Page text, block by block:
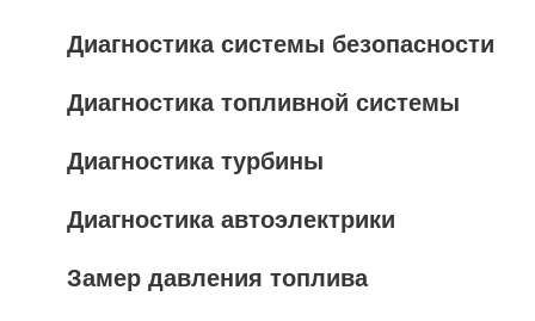
Диагностика системы безопасности
Диагностика топливной системы
Диагностика турбины
Диагностика автоэлектрики
Замер давления топлива